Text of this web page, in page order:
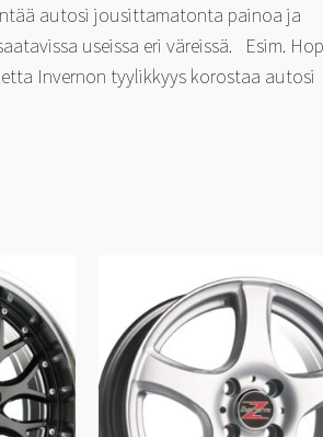
autosi jousittamatonta painoa ja
useissa eri väreissä. Esim.
Invernon tyylikkyys korostaa autosi